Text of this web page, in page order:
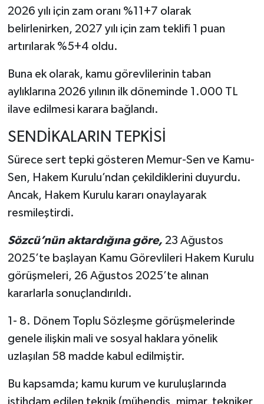
2026 yılı için zam oranı %11+7 olarak
belirlenirken, 2027 yılı için zam teklifi 1 puan
artırılarak %5+4 oldu.
Buna ek olarak, kamu görevlilerinin taban
aylıklarına 2026 yılının ilk döneminde 1.000 TL
ilave edilmesi karara bağlandı.
SENDİKALARIN TEPKİSİ
Sürece sert tepki gösteren Memur-Sen ve Kamu-
Sen, Hakem Kurulu’ndan çekildiklerini duyurdu.
Ancak, Hakem Kurulu kararı onaylayarak
resmileştirdi.
Sözcü’nün aktardığına göre, 23 Ağustos
2025’te başlayan Kamu Görevlileri Hakem Kurulu
görüşmeleri, 26 Ağustos 2025’te alınan
kararlarla sonuçlandırıldı.
1- 8. Dönem Toplu Sözleşme görüşmelerinde
genele ilişkin mali ve sosyal haklara yönelik
uzlaşılan 58 madde kabul edilmiştir.
Bu kapsamda; kamu kurum ve kuruluşlarında